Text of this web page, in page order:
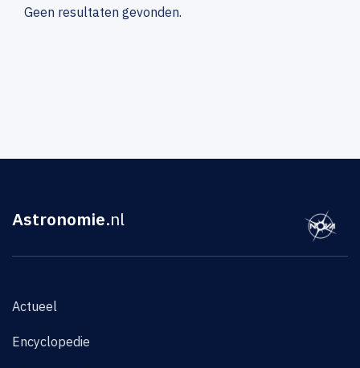
Geen resultaten gevonden.
Astronomie.nl
Actueel
Encyclopedie